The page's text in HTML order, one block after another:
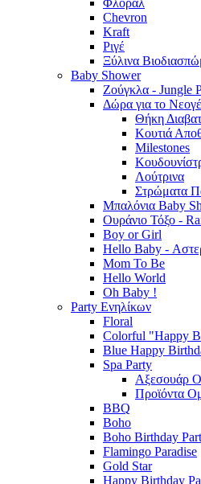
Φλοράλ
Chevron
Kraft
Ριγέ
Ξύλινα
Baby Shower
Ζούγκλα - Jungle
Δώρα για το
Θήκη
Κουτιά
Milestones
Λούτρινα
Στρώματα
Μπαλόνια Baby
Ουράνιο Τόξο -
Boy or Girl
Hello Baby -
Mom To Be
Hello World
Oh Baby !
Party Ενηλίκων
Floral
Colorful "Happy
Blue Happy
Spa Party
Αξεσουάρ
Προϊόντα
BBQ
Boho
Boho Birthday
Flamingo Paradise
Gold Star
Happy Birthday